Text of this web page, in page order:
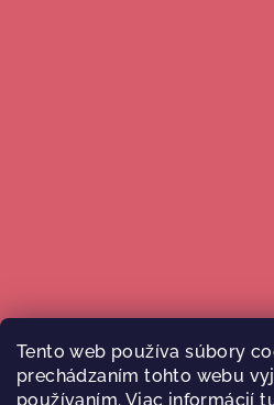
Tento web používa súbory
prechádzaním tohto webu
používaním. Viac informácií
Sledovať na